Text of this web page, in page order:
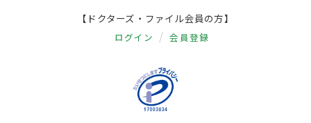
【ドクターズ・ファイル会員の方】
ログイン 会員登録